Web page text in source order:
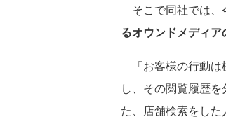
そこで同社では、
るオウンドメディ
「お客様の行動は
し、その閲覧履歴
た、店舗検索をし